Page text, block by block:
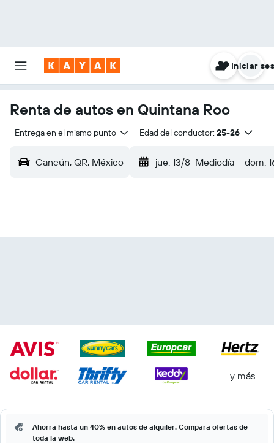
Iniciar
Renta de autos en Quintana Roo
Entrega en el mismo punto Edad del conductor: 25-26
Cancún, QR, México jue. 13/8 Mediodía - dom.
...y más
Ahorra hasta un 40% en autos de alquiler. Compara ofertas de
toda la web.